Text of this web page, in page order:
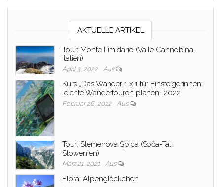
AKTUELLE ARTIKEL
Tour: Monte Limidario (Valle Cannobina,
Italien)
April 3, 2022 Aus
Kurs „Das Wander 1 x 1 für Einsteigerinnen:
leichte Wandertouren planen“ 2022
Februar 26, 2022 Aus
Tour: Slemenova Špica (Soča-Tal,
Slowenien)
März 21, 2021 Aus
Flora: Alpenglöckchen